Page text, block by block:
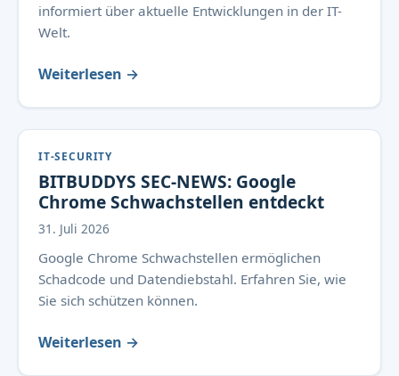
informiert über aktuelle Entwicklungen in der IT-
Welt.
Weiterlesen →
IT-SECURITY
BITBUDDYS SEC-NEWS: Google
Chrome Schwachstellen entdeckt
31. Juli 2026
Google Chrome Schwachstellen ermöglichen
Schadcode und Datendiebstahl. Erfahren Sie, wie
Sie sich schützen können.
Weiterlesen →